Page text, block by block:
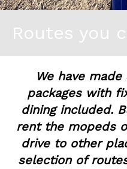
Routes you
We have
packages with
dining included.
rent the mopeds
drive to other
selection of